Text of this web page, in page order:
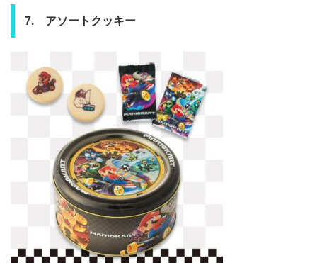
7. アソートクッキー